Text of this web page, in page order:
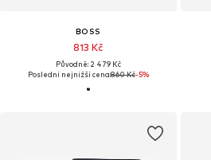
BOSS
813 Kč
Původně: 2 479 Kč
Poslední nejnižší cena:860 Kč-5%